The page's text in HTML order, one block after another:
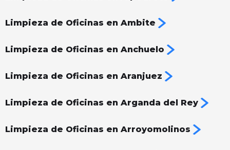
Limpieza de Oficinas en Ambite
Limpieza de Oficinas en Anchuelo
Limpieza de Oficinas en Aranjuez
Limpieza de Oficinas en Arganda del Rey
Limpieza de Oficinas en Arroyomolinos